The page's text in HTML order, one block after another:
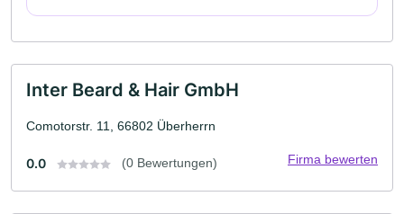
Inter Beard & Hair GmbH
Comotorstr. 11, 66802 Überherrn
0.0 (0 Bewertungen) Firma bewerten